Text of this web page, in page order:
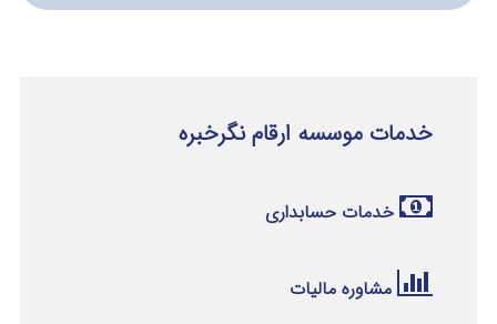
خدمات موسسه ارقام نگرخبره
خدمات حسابداری
مشاوره مالیات